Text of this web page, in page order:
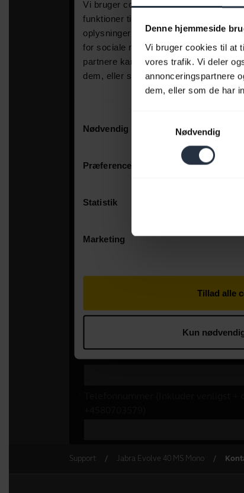
Denne hjemmeside
Vi bruger cookies til at
vores trafik. Vi deler
annonceringspartnere
dem, eller som de har
Nødvendig
Support Jabra Evolve 40 MS Mono